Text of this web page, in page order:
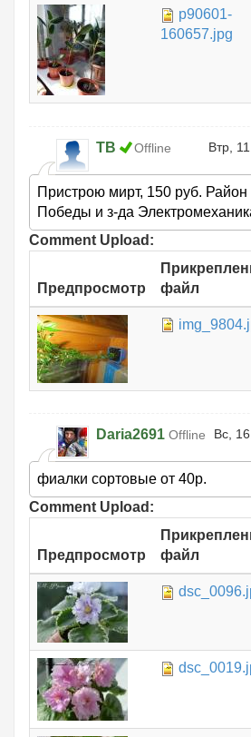
p90601-
160657.jpg
ТВ Offline Втр,
Пристрою мирт, 150 руб. Район
Победы и з-да
Comment Upload:
Предпросмотр
файл
Daria2691 Offline Вс,
фиалки сортовые от 40р.
Comment Upload:
Предпросмотр
файл